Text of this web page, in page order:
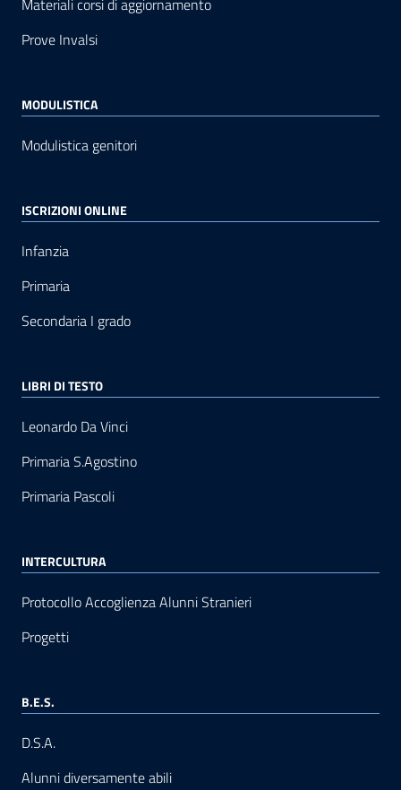
Materiali corsi di aggiornamento
Prove Invalsi
MODULISTICA
Modulistica genitori
ISCRIZIONI ONLINE
Infanzia
Primaria
Secondaria I grado
LIBRI DI TESTO
Leonardo Da Vinci
Primaria S.Agostino
Primaria Pascoli
INTERCULTURA
Protocollo Accoglienza Alunni Stranieri
Progetti
B.E.S.
D.S.A.
Alunni diversamente abili